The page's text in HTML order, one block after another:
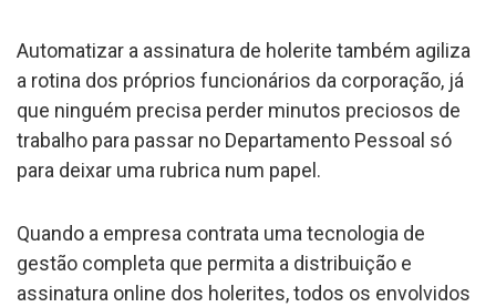
Automatizar a assinatura de holerite também agiliza
a rotina dos próprios funcionários da corporação, já
que ninguém precisa perder minutos preciosos de
trabalho para passar no Departamento Pessoal só
para deixar uma rubrica num papel.
Quando a empresa contrata uma tecnologia de
gestão completa que permita a distribuição e
assinatura online dos holerites, todos os envolvidos